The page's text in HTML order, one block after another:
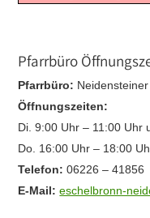
Pfarrbüro
Pfarrbüro:
Öffnungszeiten:
Di. 9:00 Uhr – 11:00 Uhr
Do. 16:00 Uhr – 18:00
Telefon: 06226 – 41856
E-Mail: eschelbronn-